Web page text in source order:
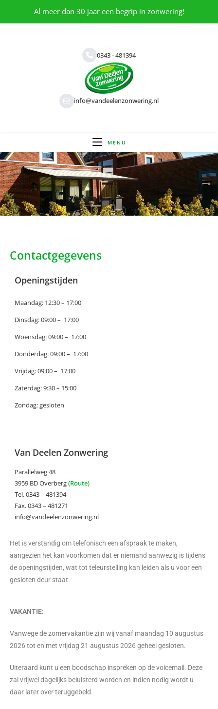
Al meer dan 30 jaar een begrip in zonwering!
0343 - 481394
info@vandeelenzonwering.nl
MENU
Contactgegevens
Openingstijden
Maandag: 12:30 – 17:00
Dinsdag: 09:00 – 17:00
Woensdag: 09:00 – 17:00
Donderdag: 09:00 – 17:00
Vrijdag: 09:00 – 17:00
Zaterdag: 9:30 – 15:00
Zondag: gesloten
Van Deelen Zonwering
Parallelweg 48
3959 BD Overberg(Route)
Tel. 0343 – 481394
Fax. 0343 – 481271
info@vandeelenzonwering.nl
Het is verstandig om telefonisch een afspraak te maken,
aangezien het kan voorkomen dat er niemand aanwezig is tijdens
de openingstijden, wat tot teleurstelling kan leiden als u voor een
gesloten deur staat.
VAKANTIE:
Vanwege de zomervakantie zijn wij vanaf maandag 10 augustus
2026 tot en met vrijdag 21 augustus 2026 geheel gesloten.
Uiteraard kunt u een boodschap inspreken op de voicemail. Deze
zal vrijwel dagelijks beluisterd worden en indien nodig wordt u
daar later over teruggebeld.